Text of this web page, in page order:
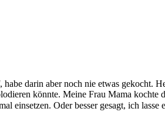
habe darin aber noch nie etwas
könnte. Meine Frau Mama
einsetzen. Oder besser gesagt, ich